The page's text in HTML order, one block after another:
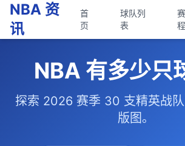
NBA 资
讯
首
页
球队列
表
赛
程
NBA 有多少只
探索 2026 赛季 30 支精英战
版图。